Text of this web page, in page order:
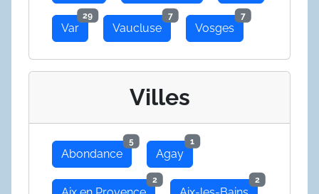
Var
29
Vaucluse
7
Vosges
7
Villes
Abondance
5
Agay
1
2 2